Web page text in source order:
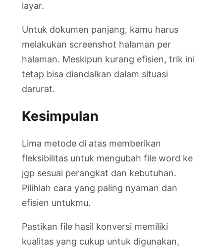
layar.
Untuk dokumen panjang, kamu harus
melakukan screenshot halaman per
halaman. Meskipun kurang efisien, trik ini
tetap bisa diandalkan dalam situasi
darurat.
Kesimpulan
Lima metode di atas memberikan
fleksibilitas untuk mengubah file word ke
jgp sesuai perangkat dan kebutuhan.
Pilihlah cara yang paling nyaman dan
efisien untukmu.
Pastikan file hasil konversi memiliki
kualitas yang cukup untuk digunakan,